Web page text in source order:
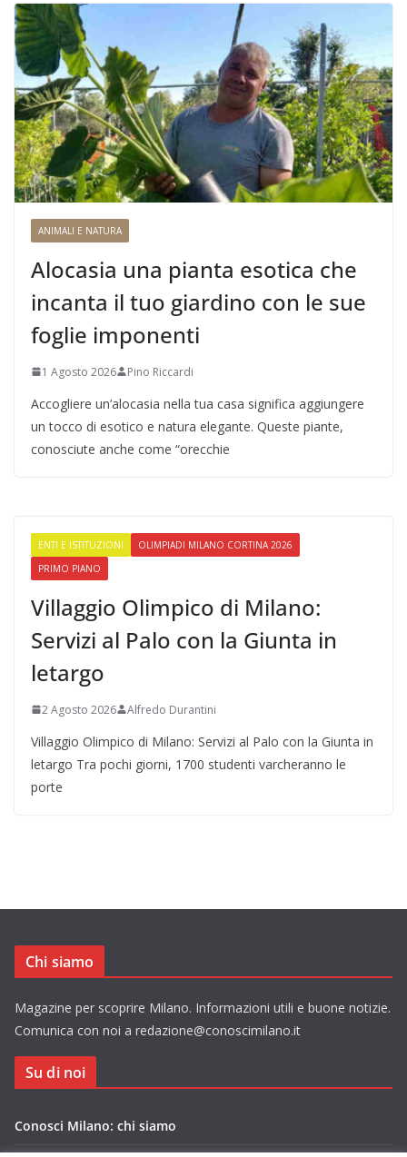
ANIMALI E NATURA
Alocasia una pianta esotica che
incanta il tuo giardino con le sue
foglie imponenti
1 Agosto 2026 Pino Riccardi
Accogliere un’alocasia nella tua casa significa aggiungere
un tocco di esotico e natura elegante. Queste piante,
conosciute anche come “orecchie
ENTI E ISTITUZIONI
OLIMPIADI MILANO CORTINA 2026
PRIMO PIANO
Villaggio Olimpico di Milano:
Servizi al Palo con la Giunta in
letargo
2 Agosto 2026 Alfredo Durantini
Villaggio Olimpico di Milano: Servizi al Palo con la Giunta in
letargo Tra pochi giorni, 1700 studenti varcheranno le
porte
Chi siamo
Magazine per scoprire Milano. Informazioni utili e buone notizie.
Comunica con noi a redazione@conoscimilano.it
Su di noi
Conosci Milano: chi siamo